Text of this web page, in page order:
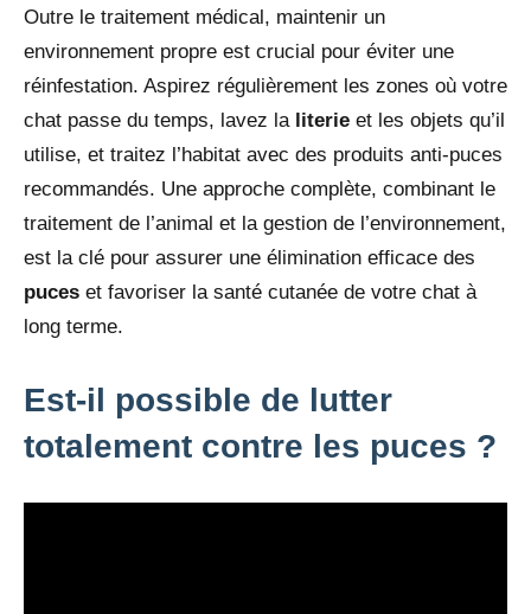
Outre le traitement médical, maintenir un
environnement propre est crucial pour éviter une
réinfestation. Aspirez régulièrement les zones où votre
chat passe du temps, lavez la literie et les objets qu’il
utilise, et traitez l’habitat avec des produits anti-puces
recommandés. Une approche complète, combinant le
traitement de l’animal et la gestion de l’environnement,
est la clé pour assurer une élimination efficace des
puces et favoriser la santé cutanée de votre chat à
long terme.
Est-il possible de lutter
totalement contre les puces ?